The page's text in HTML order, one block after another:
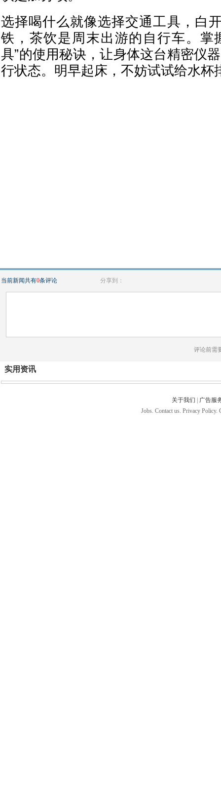
选择喝什么就像选择交通工具，白
铁，茶饮是周末出游的自行车。掌
具”的使用秘诀，让身体这台精密仪
行状态。明早起床，不妨试试给水杯
当前新闻共有0条评论 分享到：
评论前需
实用资讯
关于我们
广告服
Jobs. Contact us. Privacy